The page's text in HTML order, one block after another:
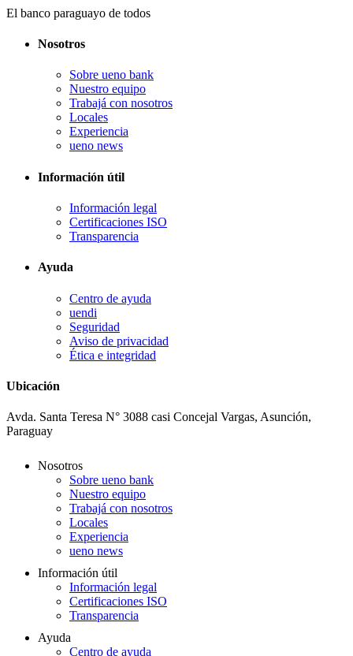
El banco paraguayo de todos
Nosotros
Sobre ueno bank
Nuestro equipo
Trabajá con nosotros
Locales
Experiencia
ueno news
Información útil
Información legal
Certificaciones ISO
Transparencia
Ayuda
Centro de ayuda
uendi
Seguridad
Aviso de privacidad
Ética e integridad
Ubicación
Avda. Santa Teresa N° 3088 casi Concejal Vargas, Asunción,
Paraguay
Nosotros
Sobre ueno bank
Nuestro equipo
Trabajá con nosotros
Locales
Experiencia
ueno news
Información útil
Información legal
Certificaciones ISO
Transparencia
Ayuda
Centro de ayuda